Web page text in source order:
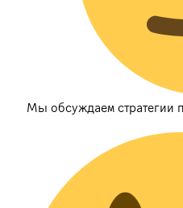
Мы обсуждаем стратегии